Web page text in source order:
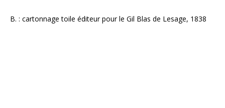
B. : cartonnage toile éditeur pour le Gil Blas de Lesage, 1838